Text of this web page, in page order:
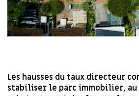
Les hausses du taux directeur
stabiliser le parc immobilier, au